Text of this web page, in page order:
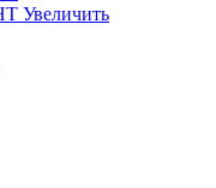
Увеличить